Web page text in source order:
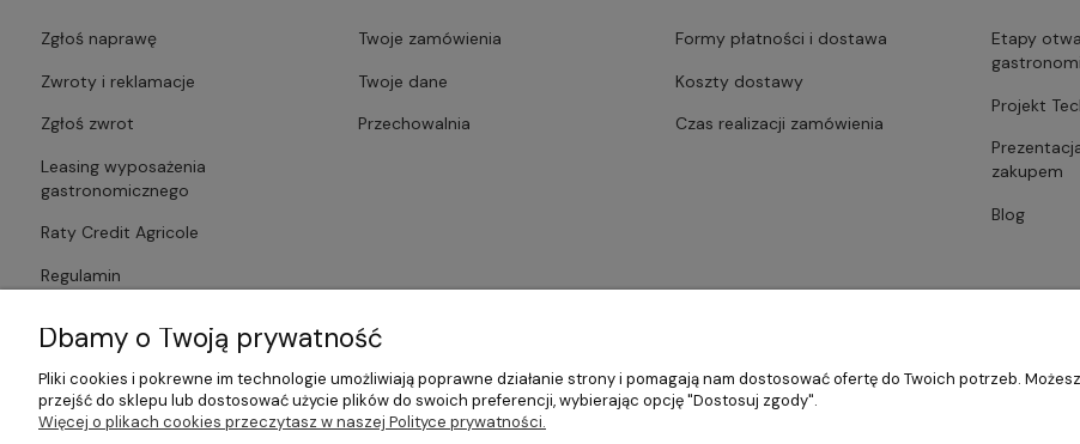
Zgłoś naprawę
Zwroty i reklamacje
Zgłoś zwrot
Leasing wyposażenia
gastronomicznego
Raty Credit Agricole
Regulamin
Twoje zamówienia
Twoje dane
Przechowalnia
Formy płatności i dostawa
Koszty dostawy
Czas realizacji zamówienia
Etapy
Projekt
zakupem
Blog
©2026 Wszelkie Prawa Zastrzeżone | Gastrosklep | Wyposażenie gastronomii, restauracji oraz barów
Dbamy o Twoją prywatność
Pliki cookies i pokrewne im technologie umożliwiają poprawne działanie strony i pomagają nam dostosować ofertę do Twoich potrzeb.
przejść do sklepu lub dostosować użycie plików do swoich preferencji, wybierając opcję "Dostosuj zgody".
Więcej o plikach cookies przeczytasz w naszej Polityce prywatności.